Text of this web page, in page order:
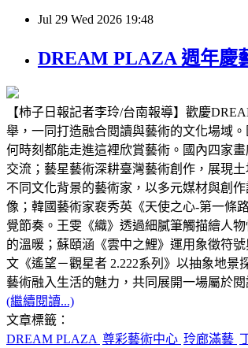
Jul 29 Wed 2026 19:48
DREAM PLAZA 週年慶
【柿子日報記者李玲/台南報導】歡慶
舉，一同打造融合閱讀與藝術的文化場域
何時刻都能走進這裡欣賞藝術。國內四家
交流；藝星藝術深耕臺灣藝術創作，展現
不同文化背景的藝術家，以多元媒材與創
像；韓國藝術家裵秀英《天使之心-第一條
覺節奏。王雯《織》透過細膩筆觸描繪人
的溫暖；蘇頤涵《雲中之鯉》運用象徵符
文《遙望－觀星者 2.222系列》以抽象地
藝術融入生活的魅力，共同展開一場屬於
(繼續閱讀...)
文章標籤：
DREAM PLAZA 尊彩藝術中心 玲廊滿藝